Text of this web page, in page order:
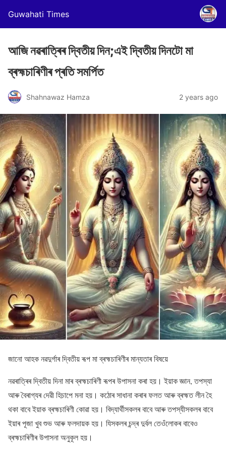
Guwahati Times
আজি নৱৰাত্ৰিৰ দ্বিতীয় দিন;এই দ্বিতীয় দিনটো মা
ব্ৰহ্মচাৰিণীৰ প্ৰতি সমৰ্পিত
Shahnawaz Hamza 2 years ago
জানো আহক নৱদুৰ্গাৰ দ্বিতীয় ৰূপ মা ব্ৰহ্মচাৰিণীৰ মান্যতাৰ বিষয়ে
নৱৰাত্ৰিৰ দ্বিতীয় দিনা মাৰ ব্ৰহ্মচাৰিণী ৰূপৰ উপাসনা কৰা হয়। ইয়াক জ্ঞান, তপস্যা
আৰু বৈৰাগ্যৰ দেৱী হিচাপে মনা হয়। কঠোৰ সাধানা কৰাৰ ফলত আৰু ব্ৰহ্মত লীন হৈ
থকা বাবে ইয়াক ব্ৰহ্মচাৰিণী কোৱা হয়। বিদ্যাৰ্থীসকলৰ বাবে আৰু তপস্যীসকলৰ বাবে
ইয়াৰ পূজা খুব শুভ আৰু ফলদায়ক হয়। যিসকলৰ চন্দ্ৰ দুৰ্বল তেওঁলোকৰ বাবেও
ব্ৰহ্মচাৰিণীৰ উপাসনা অনুকূল হয়।